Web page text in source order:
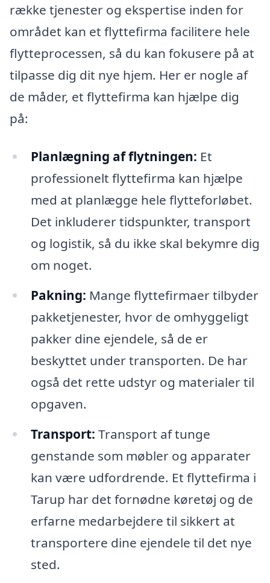
række tjenester og ekspertise inden for
området kan et flyttefirma facilitere hele
flytteprocessen, så du kan fokusere på at
tilpasse dig dit nye hjem. Her er nogle af
de måder, et flyttefirma kan hjælpe dig
på:
Planlægning af flytningen: Et
professionelt flyttefirma kan hjælpe
med at planlægge hele flytteforløbet.
Det inkluderer tidspunkter, transport
og logistik, så du ikke skal bekymre dig
om noget.
Pakning: Mange flyttefirmaer tilbyder
pakketjenester, hvor de omhyggeligt
pakker dine ejendele, så de er
beskyttet under transporten. De har
også det rette udstyr og materialer til
opgaven.
Transport: Transport af tunge
genstande som møbler og apparater
kan være udfordrende. Et flyttefirma i
Tarup har det fornødne køretøj og de
erfarne medarbejdere til sikkert at
transportere dine ejendele til det nye
sted.